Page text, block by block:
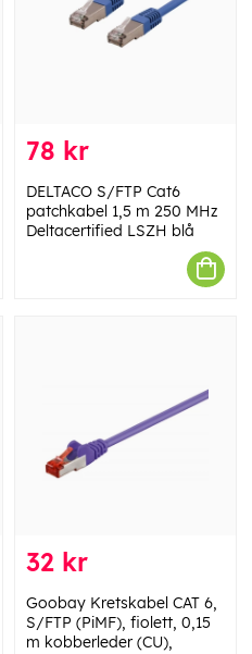
78 kr
DELTACO S/FTP Cat6
patchkabel 1,5 m 250 MHz
Deltacertified LSZH blå
32 kr
Goobay Kretskabel CAT 6,
S/FTP (PiMF), fiolett, 0,15
m kobberleder (CU),